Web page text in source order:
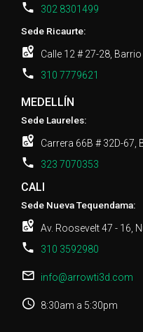
302 8301499
Sede Ricaurte:
Calle 12 # 27-28,
310 7779621
MEDELLÍN
Sede Laureles:
Carrera 66B # 32D-67,
323 7070353
CALI
Sede Nueva Tequendama:
Av. Roosevelt 47 - 16,
310 3592980
info@arrowti3d.com
8:30am a 5:30pm